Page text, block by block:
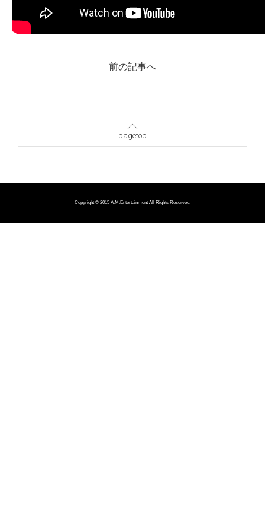
前の記事へ
pagetop
Copyright © 2015 A.M.Entertainment All Rights Reserved.